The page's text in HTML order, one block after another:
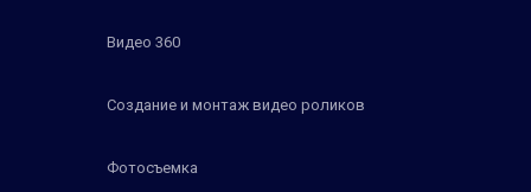
Видео 360
Создание и монтаж видео роликов
Фотосъемка